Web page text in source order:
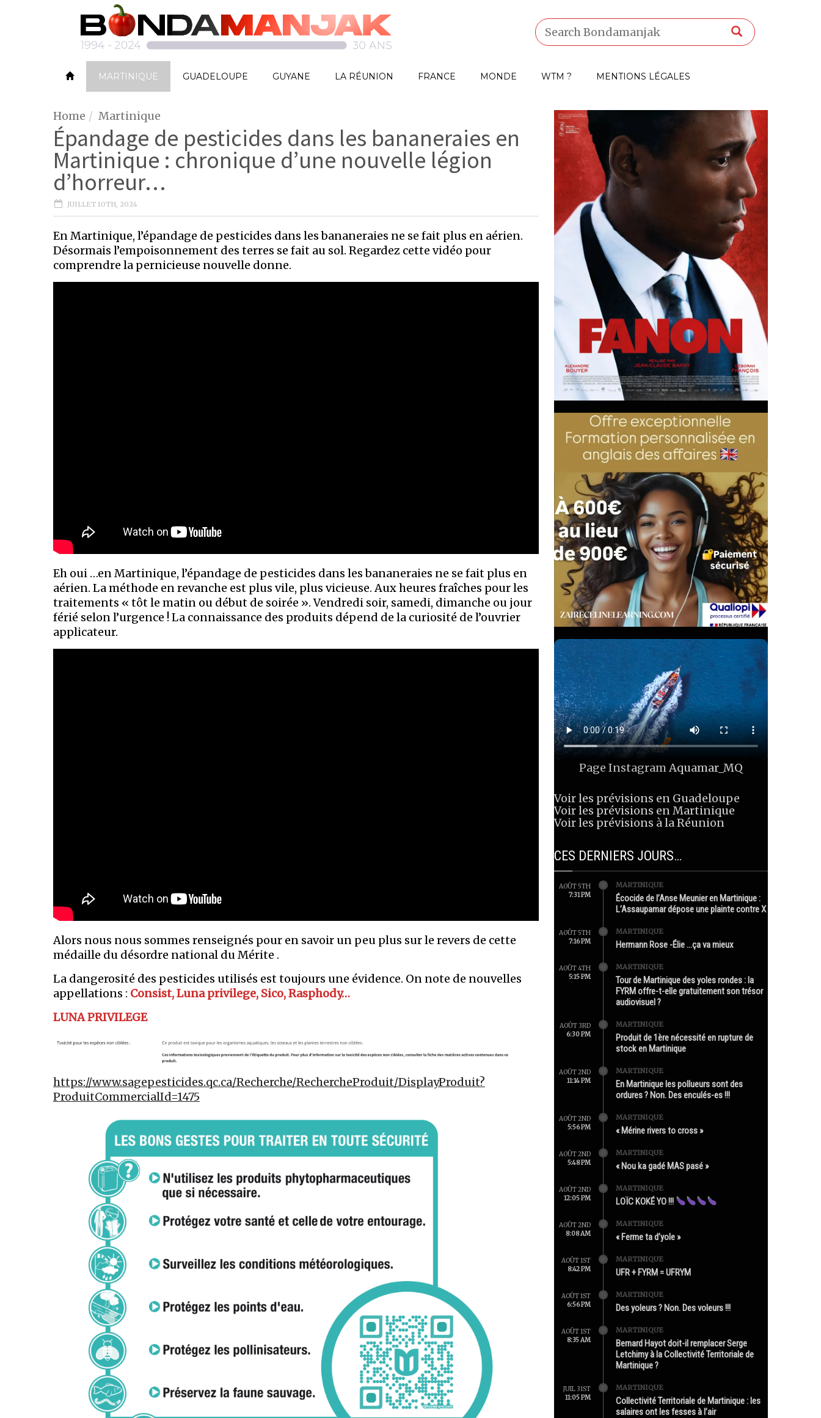
MARTINIQUE GUADELOUPE GUYANE LA RÉUNION FRANCE MONDE WTM ? MENTIONS LÉGALES
Home Martinique
Épandage de pesticides dans les bananeraies en
Martinique : chronique d’une nouvelle légion
d’horreur…
JUILLET 10TH, 2024
En Martinique, l’épandage de pesticides dans les bananeraies ne se fait plus en aérien.
Désormais l’empoisonnement des terres se fait au sol. Regardez cette vidéo pour
comprendre la pernicieuse nouvelle donne.
Eh oui …en Martinique, l’épandage de pesticides dans les bananeraies ne se fait plus en
aérien. La méthode en revanche est plus vile, plus vicieuse. Aux heures fraîches pour les
traitements « tôt le matin ou début de soirée ». Vendredi soir, samedi, dimanche ou jour
férié selon l’urgence ! La connaissance des produits dépend de la curiosité de l’ouvrier
applicateur.
Alors nous nous sommes renseignés pour en savoir un peu plus sur le revers de cette
médaille du désordre national du Mérite .
La dangerosité des pesticides utilisés est toujours une évidence. On note de nouvelles
appellations : Consist, Luna privilege, Sico, Rasphody…
LUNA PRIVILEGE
https://www.sagepesticides.qc.ca/Recherche/RechercheProduit/DisplayProduit?
ProduitCommercialId=1475
Page InstagramAquamar_MQ
Voir les prévisions en Guadeloupe
Voir les prévisions en Martinique
Voir les prévisions à la Réunion
CES DERNIERS JOURS…
AOÛT 5TH
7:31 PM
MARTINIQUE
Écocide de l’Anse Meunier en Martinique :
L’Assaupamar dépose une plainte contre X
AOÛT 5TH
7:16 PM
MARTINIQUE
Hermann Rose -Élie …ça va mieux
AOÛT 4TH
5:15 PM
MARTINIQUE
Tour de Martinique des yoles rondes : la
FYRM offre-t-elle gratuitement son trésor
audiovisuel ?
AOÛT 3RD
6:30 PM
MARTINIQUE
Produit de 1ère nécessité en rupture de
stock en Martinique
AOÛT 2ND
11:14 PM
MARTINIQUE
En Martinique les pollueurs sont des
ordures ? Non. Des enculés-es !!!
AOÛT 2ND
5:56 PM
MARTINIQUE
« Mérine rivers to cross »
AOÛT 2ND
5:48 PM
MARTINIQUE
« Nou ka gadé MAS pasé »
AOÛT 2ND
12:05 PM
MARTINIQUE
LOÏC KOKÉ YO !!!
AOÛT 2ND
8:08 AM
MARTINIQUE
« Ferme ta d’yole »
AOÛT 1ST
8:42 PM
MARTINIQUE
UFR + FYRM = UFRYM
AOÛT 1ST
6:56 PM
MARTINIQUE
Des yoleurs ? Non. Des voleurs !!!
AOÛT 1ST
8:35 AM
MARTINIQUE
Bernard Hayot doit-il remplacer Serge
Letchimy à la Collectivité Territoriale de
Martinique ?
JUIL 31ST
11:05 PM
MARTINIQUE
Collectivité Territoriale de Martinique : les
salaires ont les fesses à l’air